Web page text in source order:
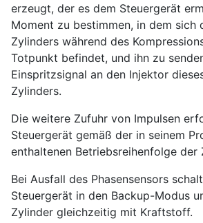
erzeugt, der es dem Steuergerät
Moment zu bestimmen, in dem sich
Zylinders während des
Totpunkt befindet, und ihn zu
Einspritzsignal an den Injektor
Zylinders.
Die weitere Zufuhr von Impulsen
Steuergerät gemäß der in seinem
enthaltenen Betriebsreihenfolge der
Bei Ausfall des Phasensensors
Steuergerät in den Backup-Modus
Zylinder gleichzeitig mit Kraftstoff.